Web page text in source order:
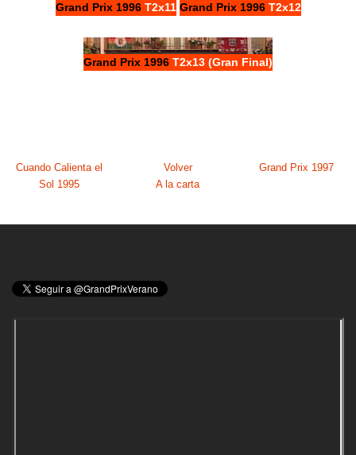
Grand Prix 1996 T2x11 Grand Prix 1996 T2x12
Grand Prix 1996 T2x13 (Gran Final)
Cuando Calienta el
Sol 1995
Volver
A la carta
Grand Prix 1997